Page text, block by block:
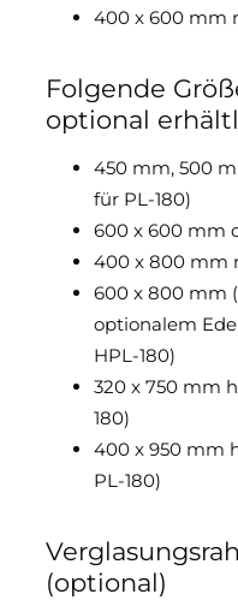
400 x 600 mm
Folgende
optional
450 mm, 500
für PL-180)
600 x 600 mm
400 x 800 mm
600 x 800 mm
optionalem
HPL-180)
320 x 750 mm
180)
400 x 950 mm
PL-180)
(optional)